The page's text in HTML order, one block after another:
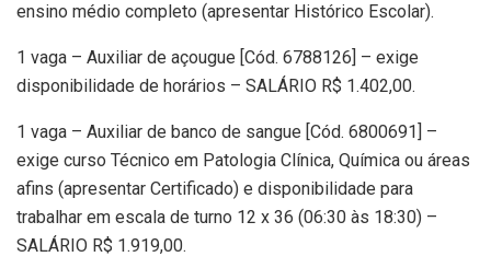
ensino médio completo (apresentar Histórico Escolar).
1 vaga – Auxiliar de açougue [Cód. 6788126] – exige
disponibilidade de horários – SALÁRIO R$ 1.402,00.
1 vaga – Auxiliar de banco de sangue [Cód. 6800691] –
exige curso Técnico em Patologia Clínica, Química ou áreas
afins (apresentar Certificado) e disponibilidade para
trabalhar em escala de turno 12 x 36 (06:30 às 18:30) –
SALÁRIO R$ 1.919,00.